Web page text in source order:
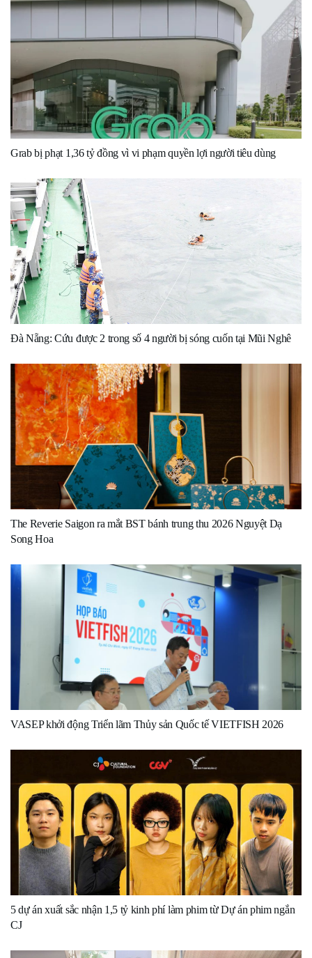
Grab bị phạt 1,36 tỷ đồng vì vi phạm quyền lợi người tiêu dùng
Đà Nẵng: Cứu được 2 trong số 4 người bị sóng cuốn tại Mũi Nghê
The Reverie Saigon ra mắt BST bánh trung thu 2026 Nguyệt Dạ
Song Hoa
VASEP khởi động Triển lãm Thủy sản Quốc tế VIETFISH 2026
5 dự án xuất sắc nhận 1,5 tỷ kinh phí làm phim từ Dự án phim ngắn
CJ